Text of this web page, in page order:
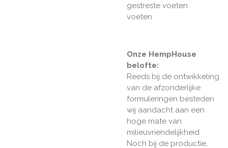
gestreste voeten
voeten
Onze HempHouse
belofte:
Reeds bij de ontwikkeling
van de afzonderlijke
formuleringen besteden
wij aandacht aan een
hoge mate van
milieuvriendelijkheid.
Noch bij de productie,